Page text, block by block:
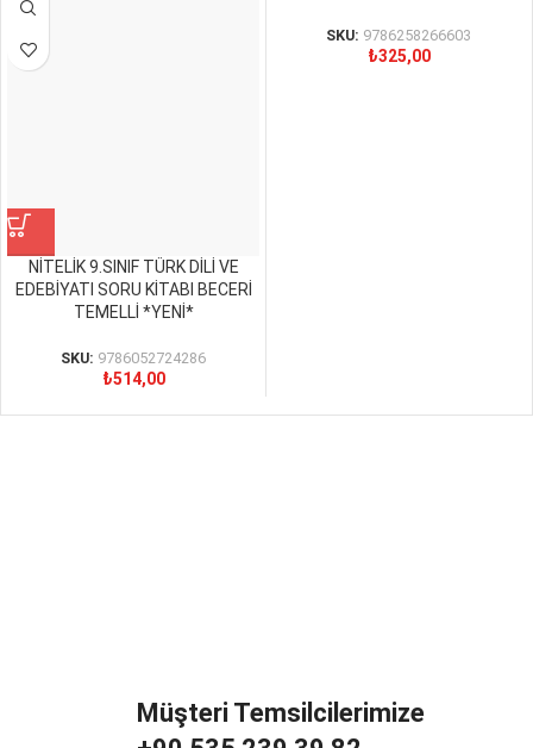
NİTELİK 9.SINIF TÜRK DİLİ VE
EDEBİYATI SORU KİTABI BECERİ
TEMELLİ *YENİ*
SKU: 9786052724286
₺514,00
SKU: 9786258266603
₺325,00
Müşteri Temsilcilerimize